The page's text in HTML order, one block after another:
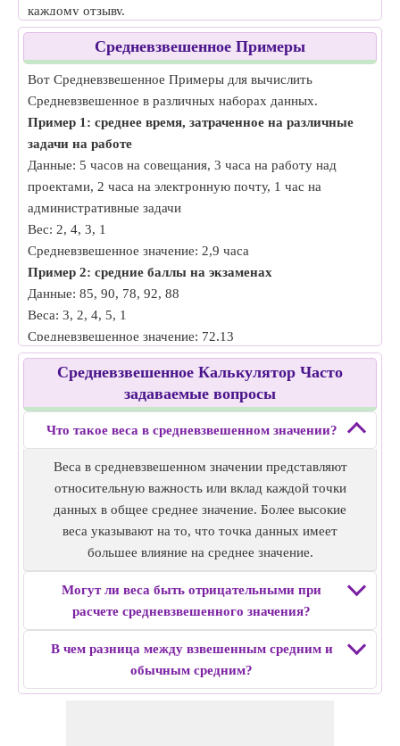
каждому отзыву.
•Результаты экзаменов.Расчет средневзвешенного
балла учащегося по нескольким экзаменам с разными
значениями баллов.
Средневзвешенное Примеры
Вот Средневзвешенное Примеры для вычислить
Средневзвешенное в различных наборах данных.
Пример 1: среднее время, затраченное на различные
задачи на работе
Данные: 5 часов на совещания, 3 часа на работу над
проектами, 2 часа на электронную почту, 1 час на
административные задачи
Вес: 2, 4, 3, 1
Средневзвешенное значение: 2,9 часа
Пример 2: средние баллы на экзаменах
Данные: 85, 90, 78, 92, 88
Веса: 3, 2, 4, 5, 1
Средневзвешенное значение: 72,13
Пример 3: средняя дневная температура
Данные: 70°F, 75°F, 68°F, 72°F, 74°F
Веса: 1, 2, 3, 4, 5
Данные: 50 часы, 60 часы, 45 часы, 70 часы, 55 часы, 65
часы, 40 часы
Веса: 2, 3, 1, 4, 5, 2, 3
Средневзвешенное значение: 56,5 часы
Пример 5: Средний рост студентов
Данные: 150 см, 160 см, 155 см, 165 см, 170 см
Веса: 1, 2, 3, 4, 5
Средневзвешенное значение: 163 см
Средневзвешенное Калькулятор Часто
задаваемые вопросы
Что такое веса в средневзвешенном значении?
Веса в средневзвешенном значении представляют
относительную важность или вклад каждой точки
данных в общее среднее значение. Более высокие
веса указывают на то, что точка данных имеет
большее влияние на среднее значение.
Могут ли веса быть отрицательными при
расчете средневзвешенного значения?
В чем разница между взвешенным средним и
обычным средним?